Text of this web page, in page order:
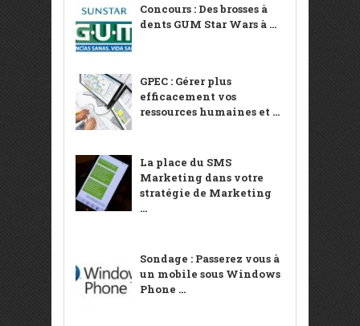
Concours : Des brosses à
dents GUM Star Wars à ...
GPEC : Gérer plus
efficacement vos
ressources humaines et ...
La place du SMS
Marketing dans votre
stratégie de Marketing
...
Sondage : Passerez vous à
un mobile sous Windows
Phone ...